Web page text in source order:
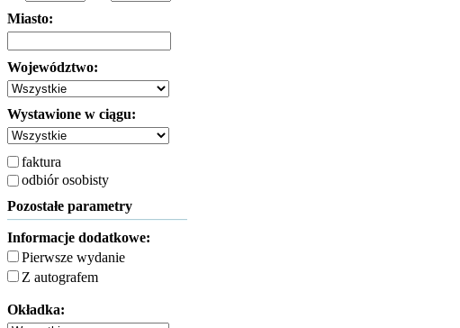
Miasto:
Województwo:
Wystawione w ciągu:
faktura
odbiór osobisty
Pozostałe parametry
Informacje dodatkowe:
Pierwsze wydanie
Z autografem
Okładka: